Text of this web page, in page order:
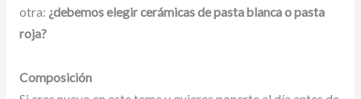
otra: ¿debemos elegir cerámicas de pasta blanca o pasta
roja?
Composición